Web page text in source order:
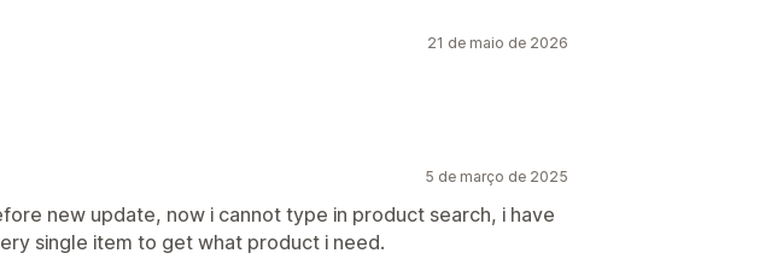
21 de maio de 2026
5 de março de 2025
new update, now i cannot type in product search, i have
single item to get what product i need.